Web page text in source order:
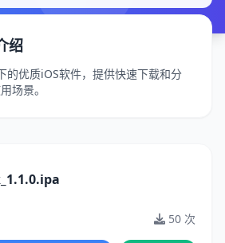
绍
的优质iOS软件，提供快速下载和分
场景。
50 次